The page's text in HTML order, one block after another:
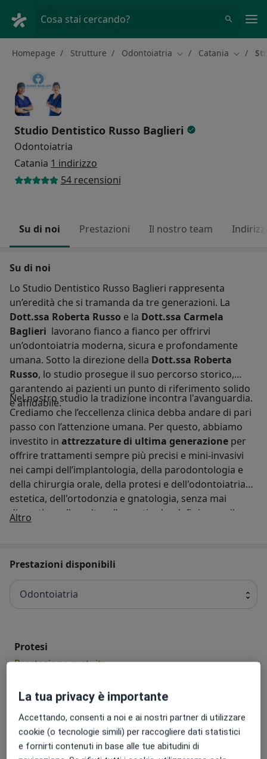
Cosa stai cercando?
Homepage Strutture Odontoiatria Cambia città
Catania Cambia
Studio Dentistico Russo Baglieri
Odontoiatria
Catania 1 indirizzo
54 recensioni
Su di noi Prestazioni Il nostro team Indirizzi
Su di noi
Lo Studio Dentistico Russo Baglieri rappresenta
un’eredità che si tramanda da tre generazioni. La
Dott.ssa Roberta Russo e la Dott.ssa Carmela
Baglieri lavorano fianco a fianco per offrirvi
un’odontoiatria moderna, sicura e profondamente
umana. Sotto la direzione della Dott.ssa Roberta
Russo, lo studio prosegue il suo percorso storico,
garantendo ai pazienti un punto di riferimento solido
e affidabile.
Nel nostro studio la tradizione incontra l'avanguardia.
Crediamo che l’eccellenza clinica debba andare di pari
passo con l’attenzione umana. Per questo, abbiamo
investito in attrezzature di ultima generazione per
offrire trattamenti sempre più precisi e mini-invasivi
nei campi dell’implantologia, della parodontologia e
della chirurgia orale, della protesi e dell'odontoiatria
estetica, dell'ortodonzia e gnatologia, senza mai
dimenticare l'ascolto e l’empatia che definiscono il
Altro
Prestazioni disponibili
Odontoiatria
Protesi
Prestazione gratuita
Gengivectomia
Prestazione gratuita
Impianto di protesi dentaria
La tua privacy è importante
Accettando, consenti a noi e ai nostri partner di utilizzare
cookie (o tecnologie simili) per raccogliere dati statistici
e fornirti contenuti in base alle tue abitudini di